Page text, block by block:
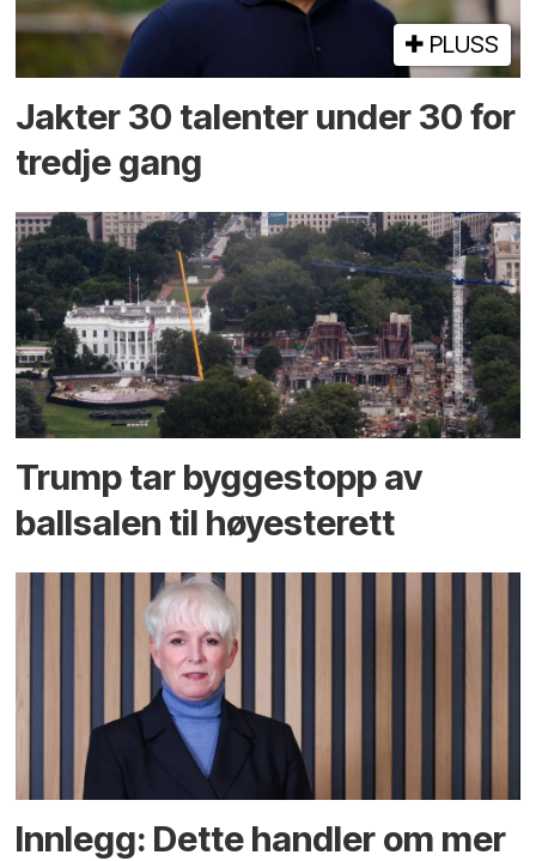
PLUSS
Jakter 30 talenter under 30 for
tredje gang
Trump tar byggestopp av
ballsalen til høyesterett
Innlegg: Dette handler om mer